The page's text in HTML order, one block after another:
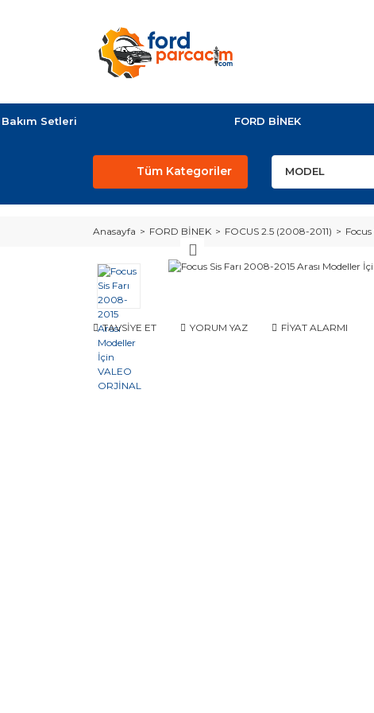
Bakım Setleri FORD BİNEK
Tüm Kategoriler
Anasayfa FORD BİNEK FOCUS 2.5 (2008-2011)
TAVSİYE ET YORUM YAZ FİYAT ALARMI